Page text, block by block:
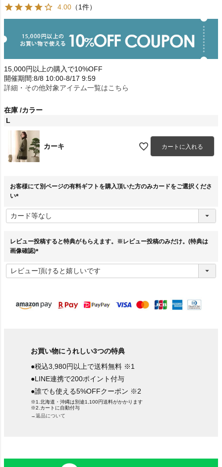
4.00 （1件）
15,000円以上の購入で10%OFF
開催期間:8/8 10:00-8/17 9:59
詳細・その他対象アイテム一覧はこちら
在庫 カラー
L
カーキ カートに入れる
お客様にて別ページの有料ギフトを購入頂いた方のみカードをご選択くださ
い
必
須
レビュー投稿すると特典がもらえます。※レビュー投稿のみだけ。(特典は
画像確認)
必
須
お買い物にうれしい3つの特典
●税込3,980円以上で送料無料 ※1
●LINE連携で200ポイント付与
●誰でも使える5%OFFクーポン ※2
※1.北海道・沖縄は別途1,100円送料がかかります
※2.カートに自動付与
→返品について